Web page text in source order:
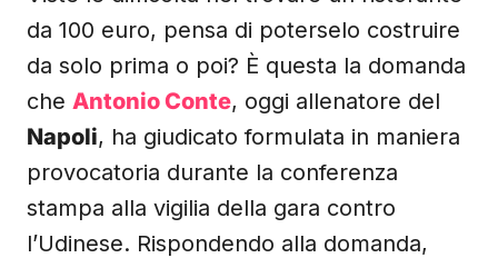
da 100 euro, pensa di poterselo costruire
da solo prima o poi? È questa la domanda
che Antonio Conte, oggi allenatore del
Napoli, ha giudicato formulata in maniera
provocatoria durante la conferenza
stampa alla vigilia della gara contro
l’Udinese. Rispondendo alla domanda,